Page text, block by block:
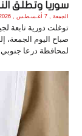
سوريا وتطلق
الجمعة , 7 أغـسـطـس , 2026 الساعة 7:10:39 PM
توغلت دورية تابعة
صباح اليوم الجمعة،
لمحافظة درعا جنوبي